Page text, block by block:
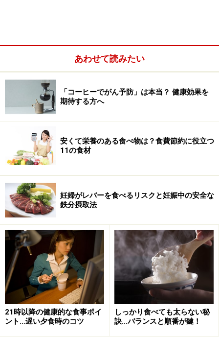
肪酸を多く摂りすぎている場合には、少ない場合と比較
して心臓病のリスクを高めることが報告されています。
また、トランス脂肪酸は炎症を引き起こし、様々な疾病
を引き起こすと言われています。こちらに、日本国内に
流通している食品のトランス脂肪酸含有量の平均値、最
大値、最小値や食品安全委員会や厚生労働省の見解など
が記載されています。
【代表的な食品】水素添加によって作られたマーガリ
を使った焼き菓子、ファストフードの揚げ物、レトルト
食品など
次のページでは、紅花油、コーン油、大豆油、ごま油、
チアシード、オリーブオイル、アボカドオイルなどにつ
いて解説します。
※記事内容は執筆時点のものです。最新の内容をご確認くださ
い。
あわせて読みたい
「コーヒーでがん予防」は本当？ 健康効果を
期待する方へ
安くて栄養のある食べ物は？食費節約に役立つ
11の食材
妊婦がレバーを食べるリスクと妊娠中の安全な
鉄分摂取法
21時以降の健康的な食事ポイ
ント…遅い夕食時のコツ
しっかり食べても太らない秘
訣…バランスと順番が鍵！